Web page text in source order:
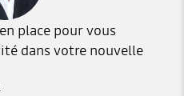
place pour vous
dans votre nouvelle